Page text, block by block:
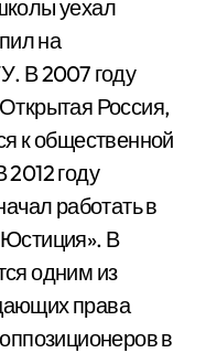
уехал
на
В 2007 году
Россия,
к общественной
году
работать в
В
одним из
права
в